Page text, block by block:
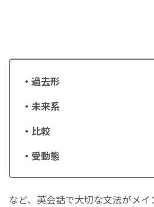
・過去形
・未来系
・比較
・受動態
など、英会話で大切な文法がメイ